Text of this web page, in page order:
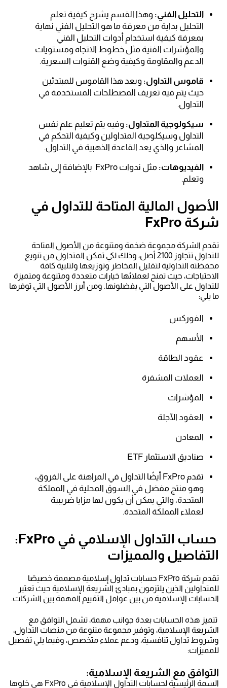
التحليل الفني: وهذا القسم يشرح كيفية تعلم
التحليل بداية من معرفة ما هو التحليل الفني نهاية
بمعرفة كيفية استخدام أدوات التحليل الفني
والمؤشرات الفنية مثل خطوط الاتجاه ومستويات
الدعم والمقاومة وكيفية وضع القنوات السعرية.
قاموس التداول: ويعد هذا القاموس للمبتدئين
حيث يتم فيه تعريف المصطلحات المستخدمة في
التداول.
سيكولوجية المتداول: وفيه يتم تعليم علم نفس
التداول وسيكلوجية المتداولين وكيفية التحكم في
المشاعر والذي يعد القاعدة الذهبية في التداول.
الفيديوهات:
مثل ندوات FxPro بالإضافة إلى شاهد
وتعلم.
الأصول المالية المتاحة للتداول في
شركة FxPro
تقدم الشركة مجموعة ضخمة ومتنوعة من الأصول المتاحة
للتداول تتجاوز 2100 أصل، وذلك لكي تمكن المتداول من تنويع
محفظته التداولية لتقليل المخاطر وتوزيعها ولتلبية كافة
الاحتياجات، حيث تمنح لعملائها خيارات متعددة ومتنوعة ومتميزة
للتداول على الأصول التي يفضلونها. ومن أبرز الأصول التي توفرها
ما يلي:
الفوركس
الأسهم
عقود الطاقة
العملات المشفرة
المؤشرات
العقود الآجلة
المعادن
صناديق الاستثمار ETF
تقدم FxPro أيضًا التداول في المراهنة على الفروق،
وهو منتج مفضل في السوق المحلية في المملكة
المتحدة، والتي يمكن أن يكون لها مزايا ضريبية
لعملاء المملكة المتحدة.
حساب التداول الإسلامي في FxPro:
التفاصيل والمميزات
تقدم شركة FxPro حسابات تداول إسلامية مصممة خصيصًا
للمتداولين الذين يلتزمون بمبادئ الشريعة الإسلامية حيث تعتبر
الحسابات الإسلامية من بين عوامل التقييم المهمة بين الشركات.
تتميز هذه الحسابات بعدة جوانب مهمة، تشمل التوافق مع
الشريعة الإسلامية، وتوفير مجموعة متنوعة من منصات التداول،
وشروط تداول تنافسية، ودعم عملاء متخصص، وفيما يلي تفصيل
للمميزات:
التوافق مع الشريعة الإسلامية:
السمة الرئيسية لحسابات التداول الإسلامية في FxPro هي خلوها